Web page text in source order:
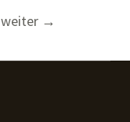
weiter →